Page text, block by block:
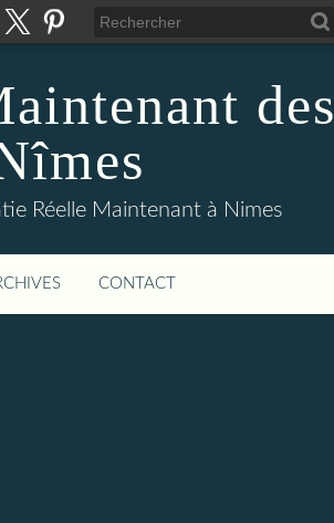
des
Réelle Maintenant à Nimes
CONTACT